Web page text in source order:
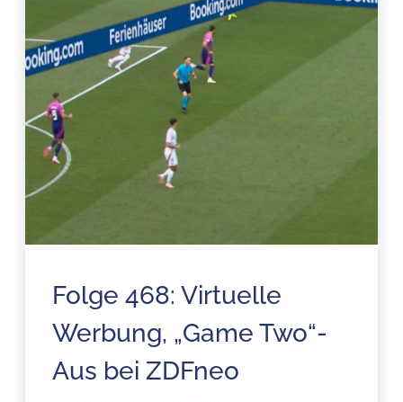
Folge 468: Virtuelle
Werbung, „Game Two“-
Aus bei ZDFneo